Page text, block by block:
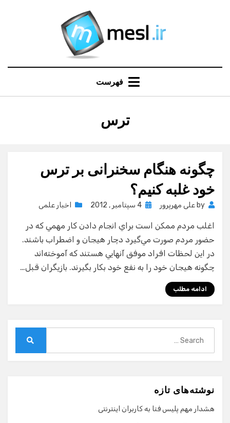
فهرست
برچسب
:
ترس
چگونه هنگام سخنرانی بر ترس
خود غلبه کنیم؟
by علی مهرپرور
Posted
4 سپتامبر , 2012 اخبار علمی
اغلب مردم ممكن است براي انجام دادن كار مهمي كه در
حضور مردم صورت مي‌گيرد دچار هيجان و اضطراب باشند.
در اين لحظات افراد موفق آنهايي هستند كه آموخته‌اند
چگونه هيجان خود را به نفع خود بكار بگيرند. بازيگران قبل…
ادامه مطلب
نوشته‌های تازه
هشدار مهم پلیس فتا به کاربران اینترنتی